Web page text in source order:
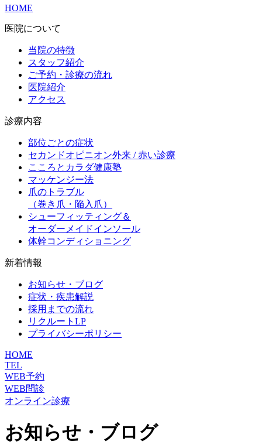
HOME
医院について
当院の特徴
スタッフ紹介
ご予約・診療の流れ
医院紹介
アクセス
診療内容
部位ごとの症状
セカンドオピニオン外来 / 赤い診療
こころとカラダ健康塾
マッケンジー法
爪のトラブル
（巻き爪・陥入爪）
シューフィッティング＆
オーダーメイドインソール
体幹コンディショニング
新着情報
お知らせ・ブログ
症状・疾患解説
採用までの流れ
リクルートLP
プライバシーポリシー
HOME
TEL
WEB予約
WEB問診
オンライン診療
お知らせ・ブログ